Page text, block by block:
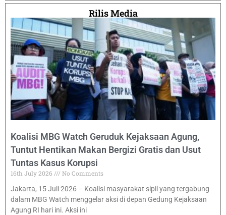
Rilis Media
Koalisi MBG Watch Geruduk Kejaksaan Agung,
Tuntut Hentikan Makan Bergizi Gratis dan Usut
Tuntas Kasus Korupsi
16th July 2026
No Comments
Jakarta, 15 Juli 2026 – Koalisi masyarakat sipil yang tergabung
dalam MBG Watch menggelar aksi di depan Gedung Kejaksaan
Agung RI hari ini. Aksi ini